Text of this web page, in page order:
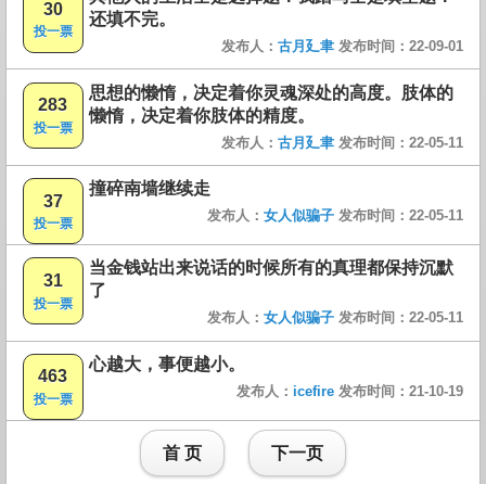
30
投一票
还填不完。
发布人： 古月廴聿 发布时间：22-09-01
283
投一票
思想的懒惰，决定着你灵魂深处的高度。肢体的
懒惰，决定着你肢体的精度。
发布人： 古月廴聿 发布时间：22-05-11
37
投一票
撞碎南墙继续走
发布人： 女人似骗子 发布时间：22-05-11
31
投一票
当金钱站出来说话的时候所有的真理都保持沉默
了
发布人： 女人似骗子 发布时间：22-05-11
463
投一票
心越大，事便越小。
发布人： icefire 发布时间：21-10-19
首 页 下一页